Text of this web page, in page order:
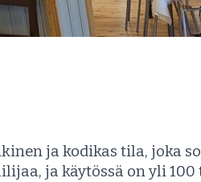
ja kodikas tila, joka
ja käytössä on yli 100